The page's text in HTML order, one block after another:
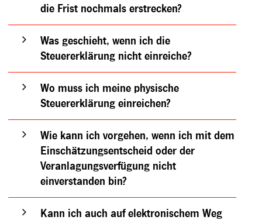
die Frist nochmals erstrecken?
Was geschieht, wenn ich die
Steuererklärung nicht einreiche?
Wo muss ich meine physische
Steuererklärung einreichen?
Wie kann ich vorgehen, wenn ich mit dem
Einschätzungsentscheid oder der
Veranlagungsverfügung nicht
einverstanden bin?
Kann ich auch auf elektronischem Weg